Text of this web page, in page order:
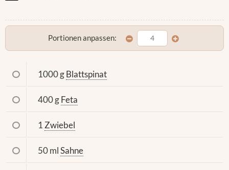
Portionen anpassen:
1000 gBlattspinat
400 gFeta
1Zwiebel
50 mlSahne